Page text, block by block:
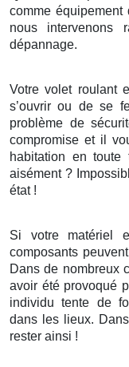
comme équipement
nous intervenons
dépannage.
Votre volet roulant
s’ouvrir ou de se
problème de
compromise et il
habitation en toute
aisément ?
état !
Si votre matériel
composants
Dans de nombreux
avoir été provoqué
individu tente de
dans les lieux.
rester ainsi !